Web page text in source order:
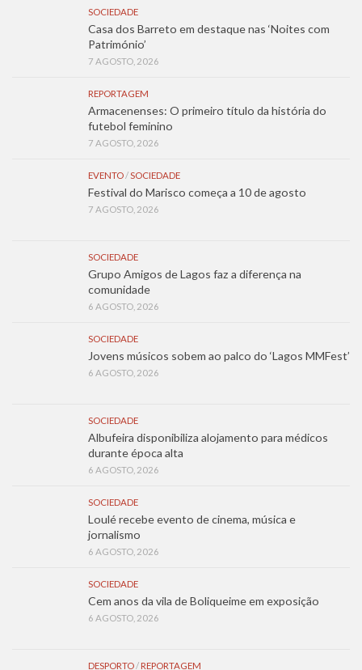
SOCIEDADE
Casa dos Barreto em destaque nas ‘Noites com
Património’
7 AGOSTO, 2026
REPORTAGEM
Armacenenses: O primeiro título da história do
futebol feminino
7 AGOSTO, 2026
EVENTO/SOCIEDADE
Festival do Marisco começa a 10 de agosto
7 AGOSTO, 2026
SOCIEDADE
Grupo Amigos de Lagos faz a diferença na
comunidade
6 AGOSTO, 2026
SOCIEDADE
Jovens músicos sobem ao palco do ‘Lagos MMFest’
6 AGOSTO, 2026
SOCIEDADE
Albufeira disponibiliza alojamento para médicos
durante época alta
6 AGOSTO, 2026
SOCIEDADE
Loulé recebe evento de cinema, música e
jornalismo
6 AGOSTO, 2026
SOCIEDADE
Cem anos da vila de Boliqueime em exposição
6 AGOSTO, 2026
DESPORTO/ REPORTAGEM